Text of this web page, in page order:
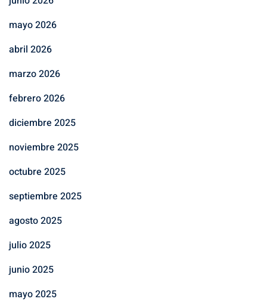
mayo 2026
abril 2026
marzo 2026
febrero 2026
diciembre 2025
noviembre 2025
octubre 2025
septiembre 2025
agosto 2025
julio 2025
junio 2025
mayo 2025